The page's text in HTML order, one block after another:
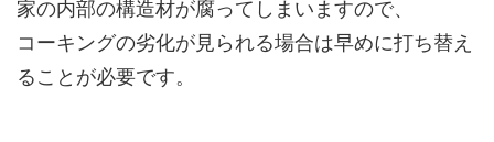
家の内部の構造材が腐ってしまいますので、
コーキングの劣化が見られる場合は早めに打ち替え
ることが必要です。